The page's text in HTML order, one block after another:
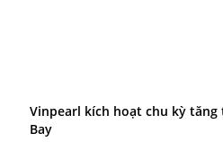
Vinpearl kích hoạt chu kỳ
Bay